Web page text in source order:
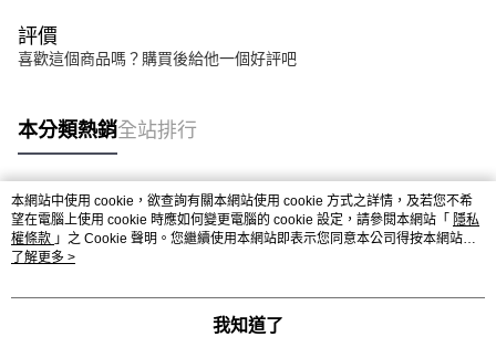
評價
喜歡這個商品嗎？購買後給他一個好評吧
本分類熱銷全站排行
熱門標籤
本網站中使用 cookie，欲查詢有關本網站使用 cookie 方式之詳情，及若您不希
望在電腦上使用 cookie 時應如何變更電腦的 cookie 設定，請參閱本網站「 隱私
權條款 」之 Cookie 聲明。您繼續使用本網站即表示您同意本公司得按本網站使
用條款之 Cookie 聲明使用 cookie。
了解更多 >
我知道了